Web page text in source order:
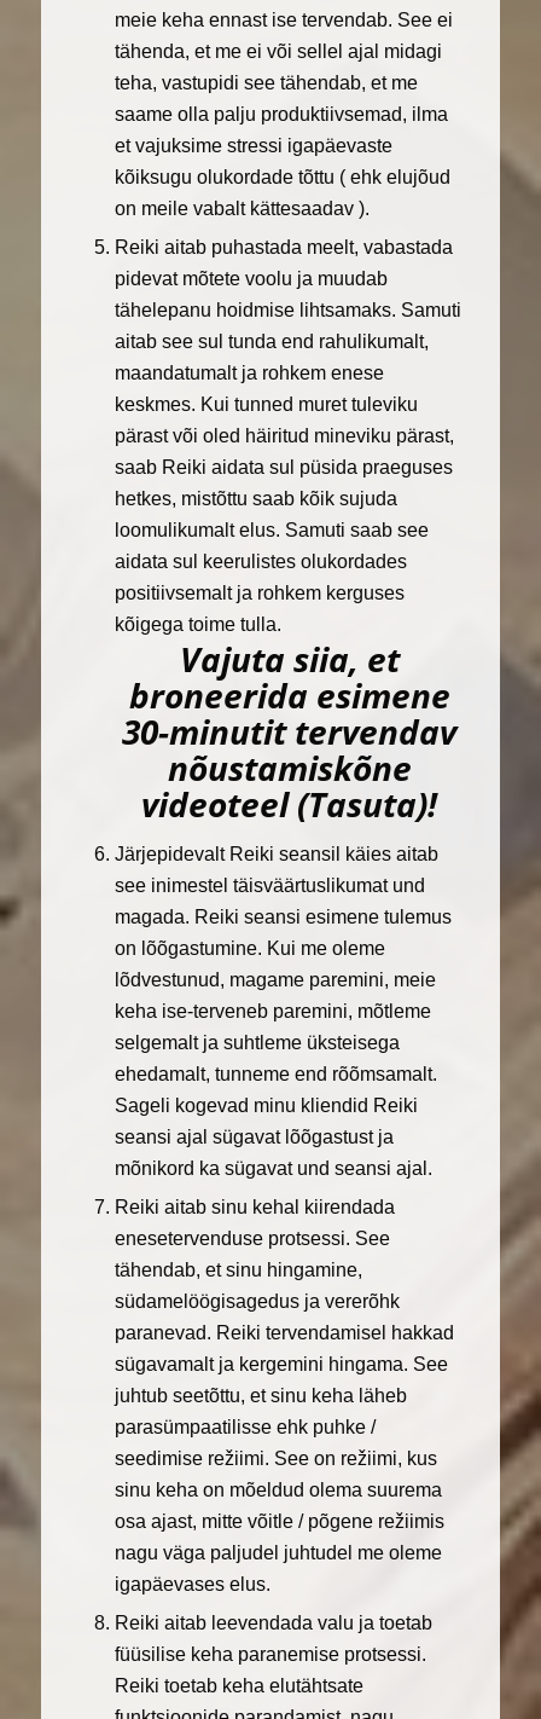
meie keha ennast ise tervendab. See ei
tähenda, et me ei või sellel ajal midagi
teha, vastupidi see tähendab, et me
saame olla palju produktiivsemad, ilma
et vajuksime stressi igapäevaste
kõiksugu olukordade tõttu ( ehk elujõud
on meile vabalt kättesaadav ).
Reiki aitab puhastada meelt, vabastada
pidevat mõtete voolu ja muudab
tähelepanu hoidmise lihtsamaks. Samuti
aitab see sul tunda end rahulikumalt,
maandatumalt ja rohkem enese
keskmes. Kui tunned muret tuleviku
pärast või oled häiritud mineviku pärast,
saab Reiki aidata sul püsida praeguses
hetkes, mistõttu saab kõik sujuda
loomulikumalt elus. Samuti saab see
aidata sul keerulistes olukordades
positiivsemalt ja rohkem kerguses
kõigega toime tulla.
Vajuta siia, et
broneerida esimene
30-minutit tervendav
nõustamiskõne
videoteel (Tasuta)!
Järjepidevalt Reiki seansil käies aitab
see inimestel täisväärtuslikumat und
magada. Reiki seansi esimene tulemus
on lõõgastumine. Kui me oleme
lõdvestunud, magame paremini, meie
keha ise-terveneb paremini, mõtleme
selgemalt ja suhtleme üksteisega
ehedamalt, tunneme end rõõmsamalt.
Sageli kogevad minu kliendid Reiki
seansi ajal sügavat lõõgastust ja
mõnikord ka sügavat und seansi ajal.
Reiki aitab sinu kehal kiirendada
enesetervenduse protsessi. See
tähendab, et sinu hingamine,
südamelöögisagedus ja vererõhk
paranevad. Reiki tervendamisel hakkad
sügavamalt ja kergemini hingama. See
juhtub seetõttu, et sinu keha läheb
parasümpaatilisse ehk puhke /
seedimise režiimi. See on režiimi, kus
sinu keha on mõeldud olema suurema
osa ajast, mitte võitle / põgene režiimis
nagu väga paljudel juhtudel me oleme
igapäevases elus.
Reiki aitab leevendada valu ja toetab
füüsilise keha paranemise protsessi.
Reiki toetab keha elutähtsate